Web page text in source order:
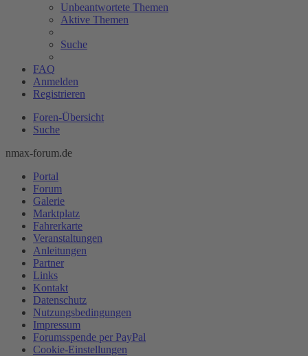
Unbeantwortete Themen
Aktive Themen
Suche
FAQ
Anmelden
Registrieren
Foren-Übersicht
Suche
nmax-forum.de
Portal
Forum
Galerie
Marktplatz
Fahrerkarte
Veranstaltungen
Anleitungen
Partner
Links
Kontakt
Datenschutz
Nutzungsbedingungen
Impressum
Forumsspende per PayPal
Cookie-Einstellungen